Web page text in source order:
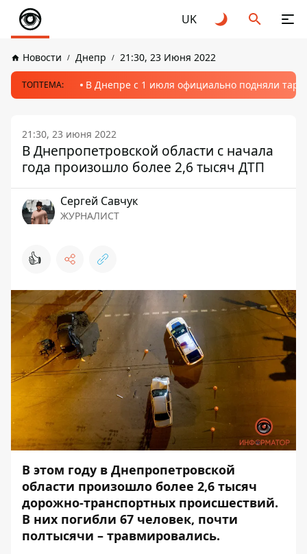
UK
Новости Днепр 21:30, 23 Июня 2022
ТОПТЕМА: В Днепре с 1 июля официально подняли
21:30, 23 июня 2022
В Днепропетровской области с начала
года произошло более 2,6 тысяч ДТП
Сергей Савчук
ЖУРНАЛИСТ
👍
В этом году в Днепропетровской
области произошло более 2,6 тысяч
дорожно-транспортных происшествий.
В них погибли 67 человек, почти
полтысячи – травмировались.